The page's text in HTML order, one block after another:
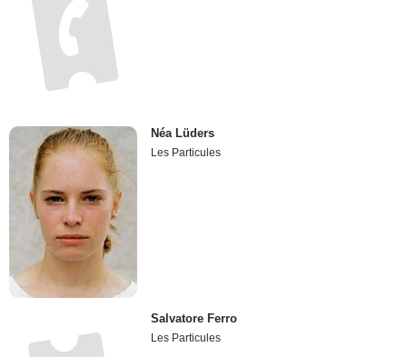
Néa Lüders
Les Particules
Salvatore Ferro
Les Particules